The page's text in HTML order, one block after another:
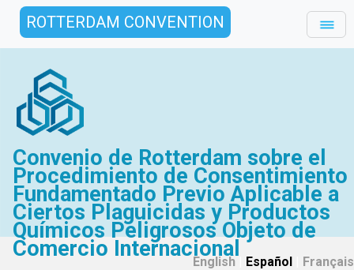
ROTTERDAM CONVENTION
Convenio de Rotterdam sobre el
Procedimiento de Consentimiento
Fundamentado Previo Aplicable a
Ciertos Plaguicidas y Productos
Químicos Peligrosos Objeto de
Comercio Internacional
English Español Français